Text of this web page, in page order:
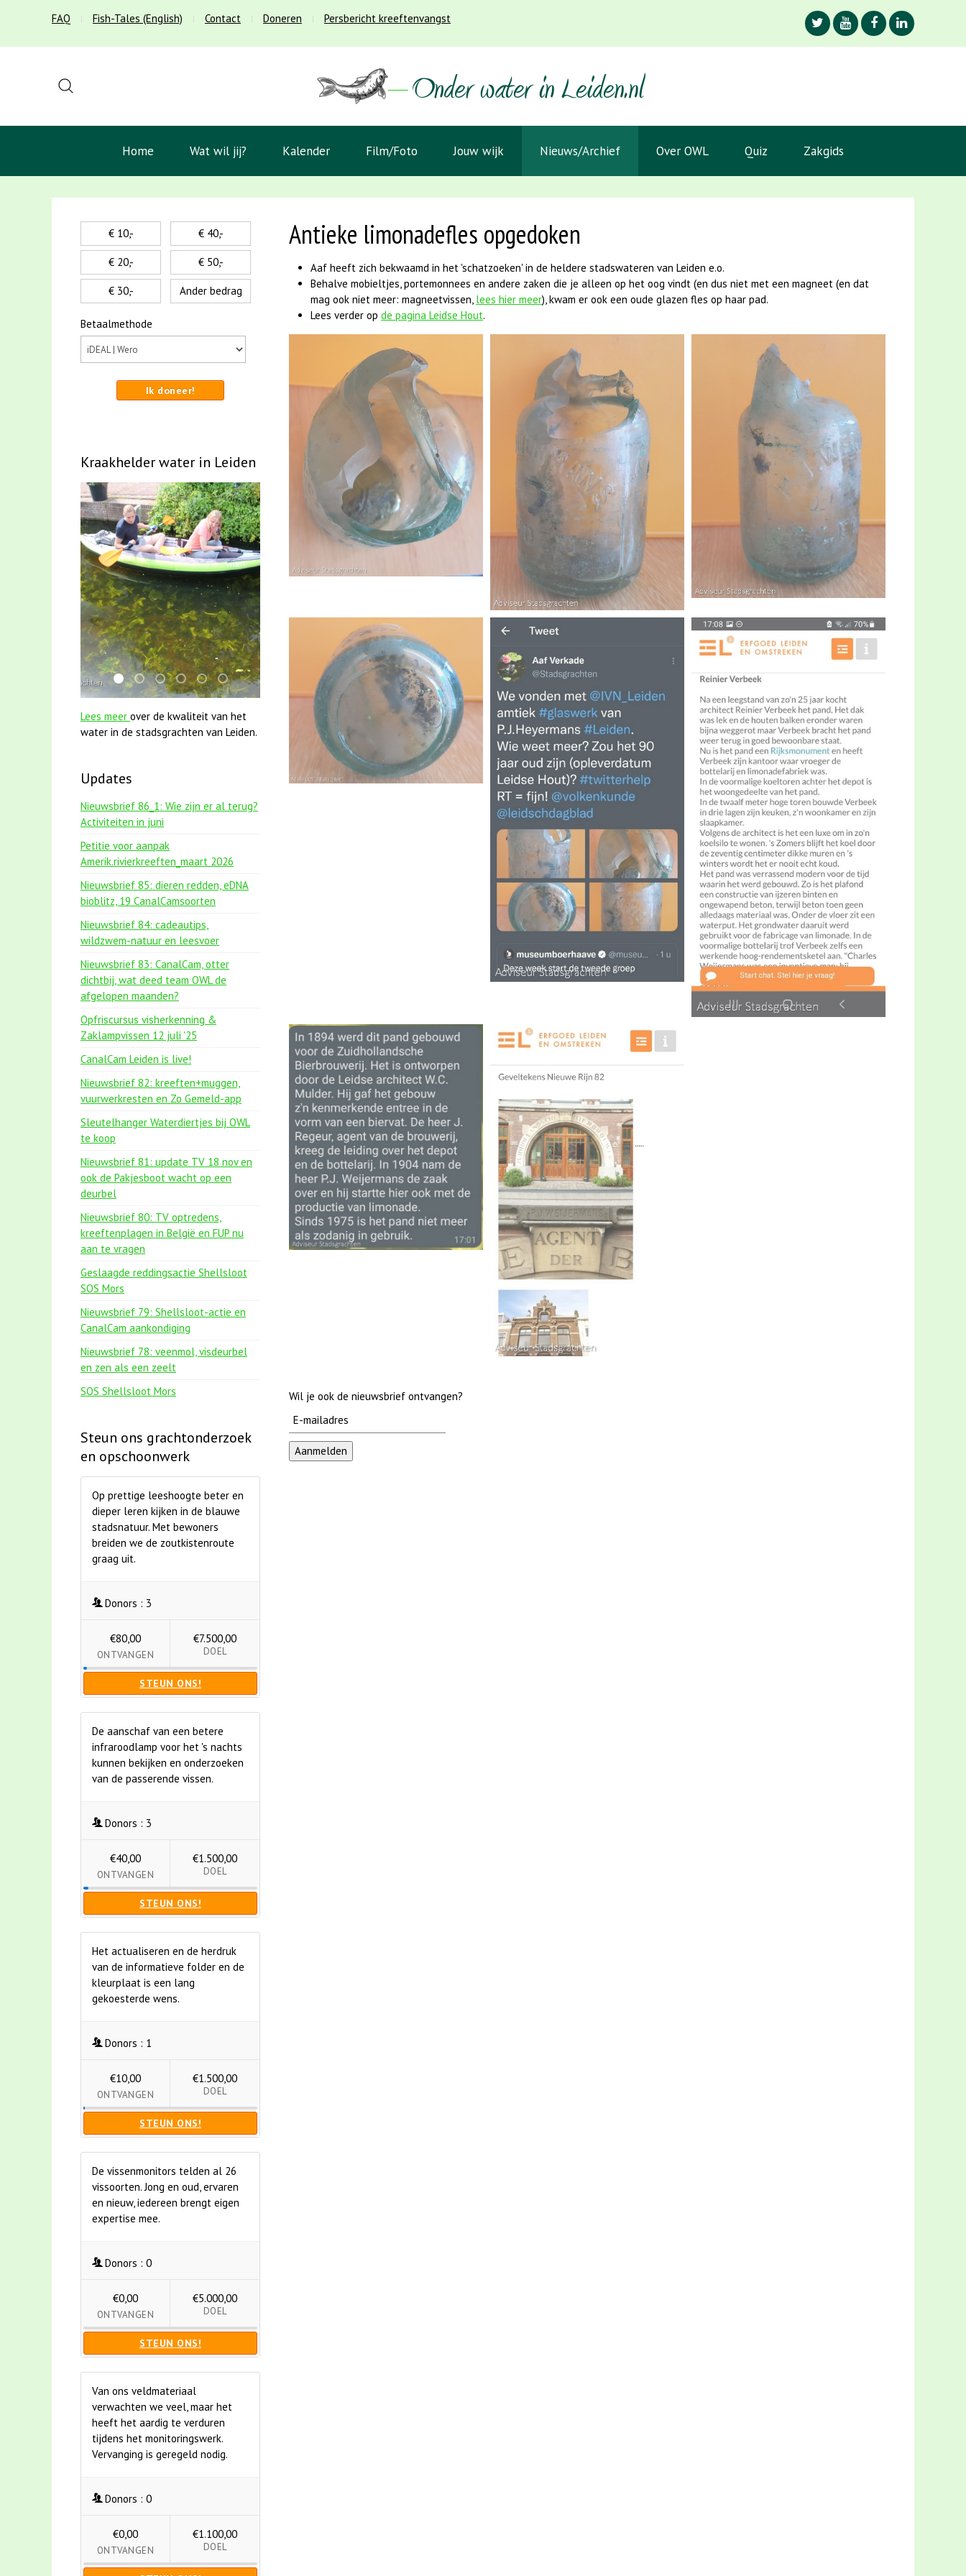
FAQ Fish-Tales (English) Contact Doneren Persbericht kreeftenvangst
Home Wat wil jij? Kalender Film/Foto Jouw wijk Nieuws/Archief Over OWL Quiz Zakgids
Antieke limonadefles opgedoken
Aaf heeft zich bekwaamd in het 'schatzoeken' in de heldere stadswateren van Leiden e.o.
Behalve mobieltjes, portemonnees en andere zaken die je alleen op het oog vindt (en dus niet met een magneet (en dat
mag ook niet meer: magneetvissen, lees hier meer), kwam er ook een oude glazen fles op haar pad.
Lees verder op de pagina Leidse Hout.
Wil je ook de nieuwsbrief ontvangen?
€ 10,-
€ 20,-
€ 30,-
€ 40,-
€ 50,-
Ander bedrag
Betaalmethode
Ik doneer!
Kraakhelder water in Leiden
mei2021 1 snoekje elly
jun2021 28 brasem en rietvoorns 4a verscherpt
mei2021 watervogelmethode fuut met baars
jun2021 zaklv 5 snoekje MOOI
karper met kattenklimtouw
smoelenboek fifi en karper nieuwsbrief-
Lees meer over de kwaliteit van het
water in de stadsgrachten van Leiden.
Updates
Nieuwsbrief 86_1: Wie zijn er al terug?
Activiteiten in juni
Petitie voor aanpak
Amerik.rivierkreeften_maart 2026
Nieuwsbrief 85: dieren redden, eDNA
bioblitz, 19 CanalCamsoorten
Nieuwsbrief 84: cadeautips,
wildzwem-natuur en leesvoer
Nieuwsbrief 83: CanalCam, otter
dichtbij, wat deed team OWL de
afgelopen maanden?
Opfriscursus visherkenning &
Zaklampvissen 12 juli '25
CanalCam Leiden is live!
Nieuwsbrief 82: kreeften+muggen,
vuurwerkresten en Zo Gemeld-app
Sleutelhanger Waterdiertjes bij OWL
te koop
Nieuwsbrief 81: update TV 18 nov en
ook de Pakjesboot wacht op een
deurbel
Nieuwsbrief 80: TV optredens,
kreeftenplagen in België en FUP nu
aan te vragen
Geslaagde reddingsactie Shellsloot
SOS Mors
Nieuwsbrief 79: Shellsloot-actie en
CanalCam aankondiging
Nieuwsbrief 78: veenmol, visdeurbel
en zen als een zeelt
SOS Shellsloot Mors
Steun ons grachtonderzoek
en opschoonwerk
Op prettige leeshoogte beter en
dieper leren kijken in de blauwe
stadsnatuur. Met bewoners
breiden we de zoutkistenroute
graag uit.
Donors : 3
€80,00
ONTVANGEN
€7.500,00
DOEL
STEUN ONS!
De aanschaf van een betere
infraroodlamp voor het 's nachts
kunnen bekijken en onderzoeken
van de passerende vissen.
Donors : 3
€40,00
ONTVANGEN
€1.500,00
DOEL
STEUN ONS!
Het actualiseren en de herdruk
van de informatieve folder en de
kleurplaat is een lang
gekoesterde wens.
Donors : 1
€10,00
ONTVANGEN
€1.500,00
DOEL
STEUN ONS!
De vissenmonitors telden al 26
vissoorten. Jong en oud, ervaren
en nieuw, iedereen brengt eigen
expertise mee.
Donors : 0
€0,00
ONTVANGEN
€5.000,00
DOEL
STEUN ONS!
Van ons veldmateriaal
verwachten we veel, maar het
heeft het aardig te verduren
tijdens het monitoringswerk.
Vervanging is geregeld nodig.
Donors : 0
€0,00
ONTVANGEN
€1.100,00
DOEL